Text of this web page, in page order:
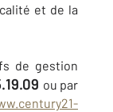
et de la
de gestion
ou par